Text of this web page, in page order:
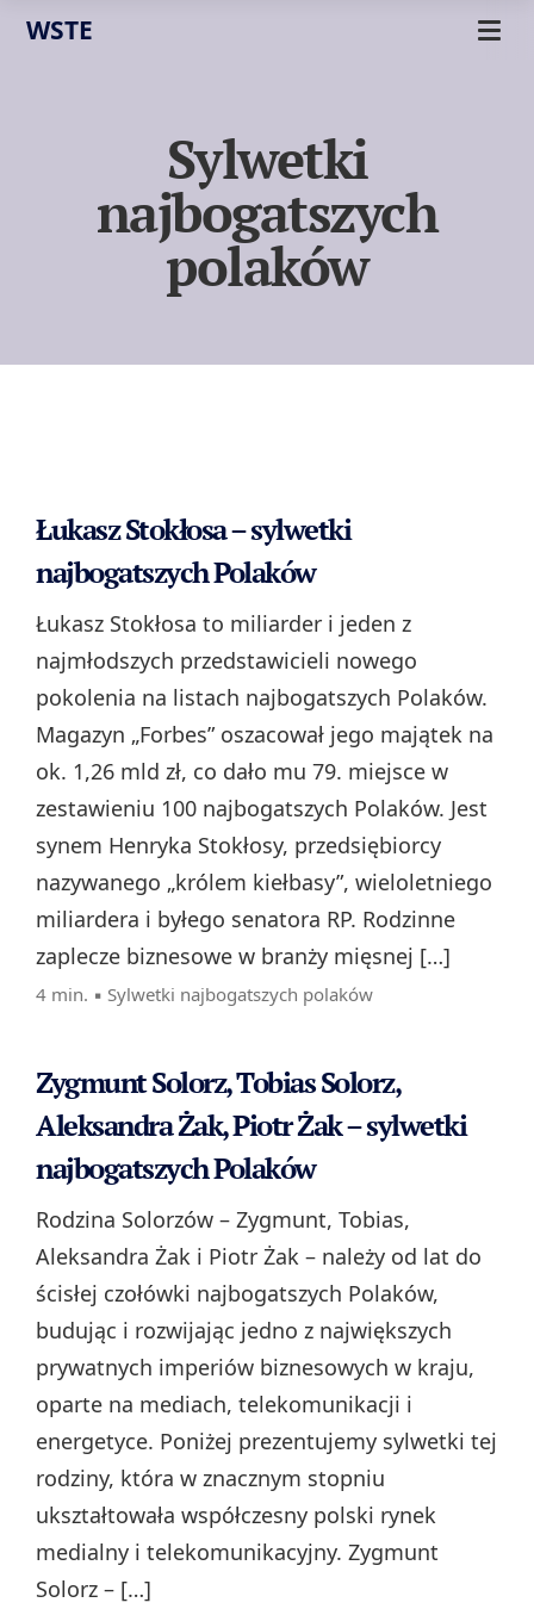
WSTE
Sylwetki
najbogatszych
polaków
Łukasz Stokłosa – sylwetki
najbogatszych Polaków
Łukasz Stokłosa to miliarder i jeden z
najmłodszych przedstawicieli nowego
pokolenia na listach najbogatszych Polaków.
Magazyn „Forbes” oszacował jego majątek na
ok. 1,26 mld zł, co dało mu 79. miejsce w
zestawieniu 100 najbogatszych Polaków. Jest
synem Henryka Stokłosy, przedsiębiorcy
nazywanego „królem kiełbasy”, wieloletniego
miliardera i byłego senatora RP. Rodzinne
zaplecze biznesowe w branży mięsnej […]
4 min. ▪ Sylwetki najbogatszych polaków
Zygmunt Solorz, Tobias Solorz,
Aleksandra Żak, Piotr Żak – sylwetki
najbogatszych Polaków
Rodzina Solorzów – Zygmunt, Tobias,
Aleksandra Żak i Piotr Żak – należy od lat do
ścisłej czołówki najbogatszych Polaków,
budując i rozwijając jedno z największych
prywatnych imperiów biznesowych w kraju,
oparte na mediach, telekomunikacji i
energetyce. Poniżej prezentujemy sylwetki tej
rodziny, która w znacznym stopniu
ukształtowała współczesny polski rynek
medialny i telekomunikacyjny. Zygmunt
Solorz – […]